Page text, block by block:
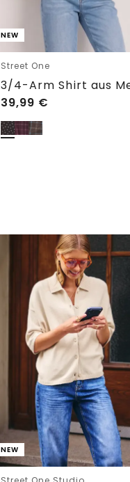
NEW
Street One
39,99 €
NEW